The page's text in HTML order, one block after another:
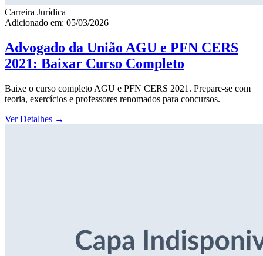
Carreira Jurídica
Adicionado em: 05/03/2026
Advogado da União AGU e PFN CERS
2021: Baixar Curso Completo
Baixe o curso completo AGU e PFN CERS 2021. Prepare-se com
teoria, exercícios e professores renomados para concursos.
Ver Detalhes →